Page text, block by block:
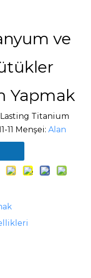
ve
Yapmak
Titanium
11 Menşei: Alan